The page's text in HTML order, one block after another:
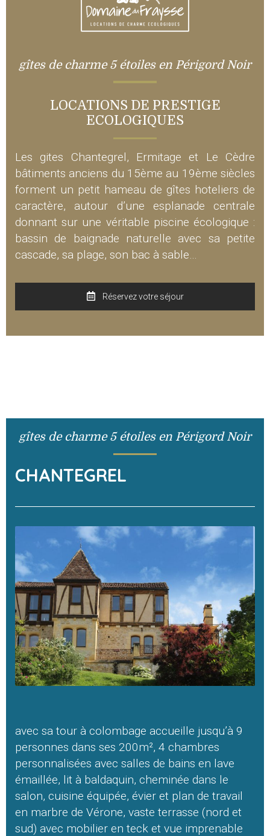
gîtes de charme 5 étoiles en Périgord Noir
LOCATIONS DE PRESTIGE
ECOLOGIQUES
Les gites Chantegrel, Ermitage et Le Cèdre
bâtiments anciens du 15ème au 19ème siècles
forment un petit hameau de gîtes hoteliers de
caractère, autour d’une esplanade centrale
donnant sur une véritable piscine écologique :
bassin de baignade naturelle avec sa petite
cascade, sa plage, son bac à sable…
Réservez votre séjour
gîtes de charme 5 étoiles en Périgord Noir
CHANTEGREL
avec sa tour à colombage accueille jusqu’à 9
personnes dans ses 200m², 4 chambres
personnalisées avec salles de bains en lave
émaillée, lit à baldaquin, cheminée dans le
salon, cuisine équipée, évier et plan de travail
en marbre de Vérone, vaste terrasse (nord et
sud) avec mobilier en teck et vue imprenable